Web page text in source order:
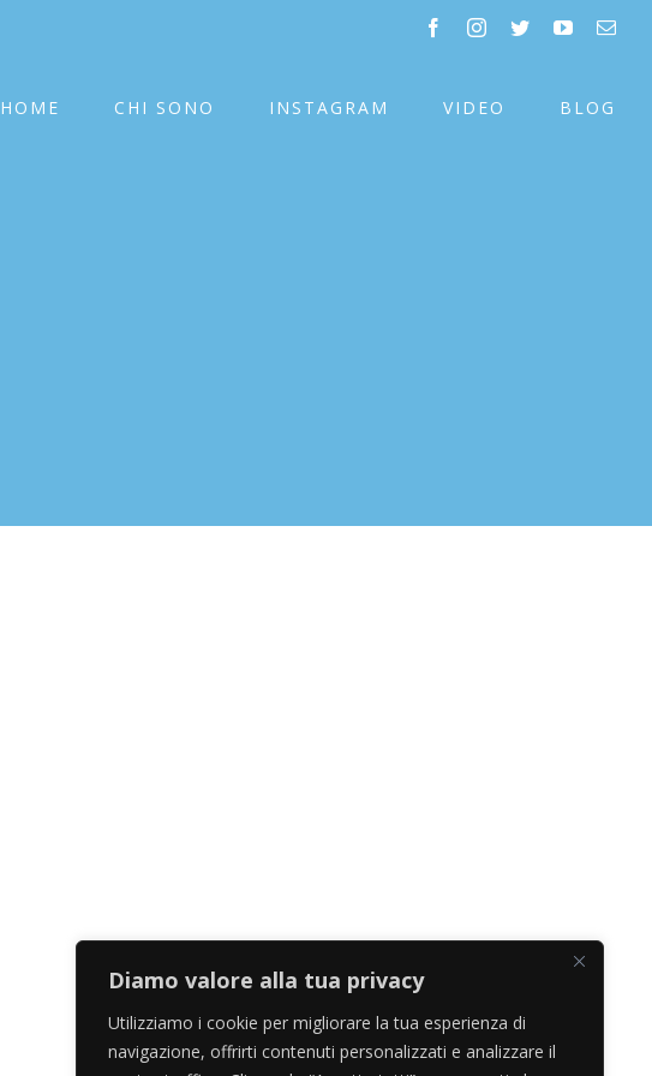
Diamo valore alla tua privacy
Utilizziamo i cookie per migliorare la tua esperienza di
navigazione, offrirti contenuti personalizzati e analizzare il
facebookinstagram
twitteryoutube
HOME CHI SONO INSTAGRAM VIDEO BLOG